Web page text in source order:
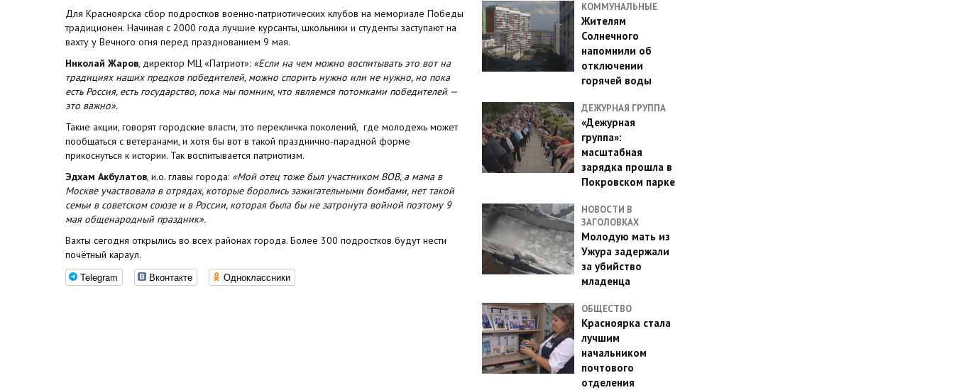
Для Красноярска сбор подростков военно-патриотических клубов на мемориале Победы
традиционен. Начиная с 2000 года лучшие курсанты, школьники и студенты заступают на
вахту у Вечного огня перед празднованием 9 мая.
Николай Жаров, директор МЦ «Патриот»: «Если на чем можно воспитывать это вот на
традициях наших предков победителей, можно спорить нужно или не нужно, но пока
есть Россия, есть государство, пока мы помним, что являемся потомками победителей —
это важно».
Такие акции, говорят городские власти, это перекличка поколений, где молодежь может
пообщаться с ветеранами, и хотя бы вот в такой празднично-парадной форме
прикоснуться к истории. Так воспитывается патриотизм.
Эдхам Акбулатов, и.о. главы города: «Мой отец тоже был участником ВОВ, а мама в
Москве участвовала в отрядах, которые боролись зажигательными бомбами, нет такой
семьи в советском союзе и в России, которая была бы не затронута войной поэтому 9
мая общенародный праздник».
Вахты сегодня открылись во всех районах города. Более 300 подростков будут нести
почётный караул.
Telegram Вконтакте Одноклассники
КОММУНАЛЬНЫЕ
Жителям
Солнечного
напомнили об
отключении
горячей воды
ДЕЖУРНАЯ ГРУППА
«Дежурная
группа»:
масштабная
зарядка прошла в
Покровском парке
НОВОСТИ В
ЗАГОЛОВКАХ
Молодую мать из
Ужура задержали
за убийство
младенца
ОБЩЕСТВО
Красноярка стала
лучшим
начальником
почтового
отделения